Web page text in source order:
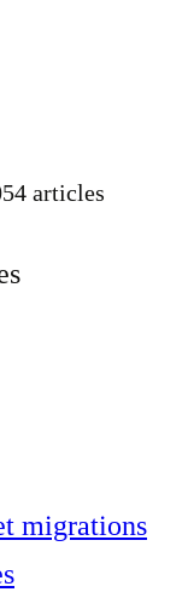
articles
migrations